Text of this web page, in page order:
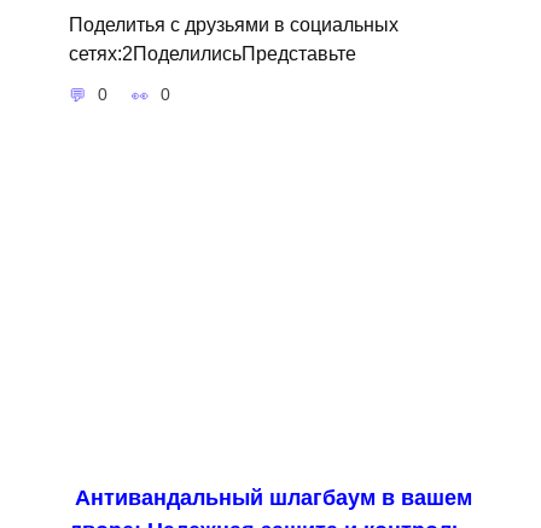
Поделитья с друзьями в социальных
сетях:2ПоделилисьПредставьте
0 0
Антивандальный шлагбаум в вашем